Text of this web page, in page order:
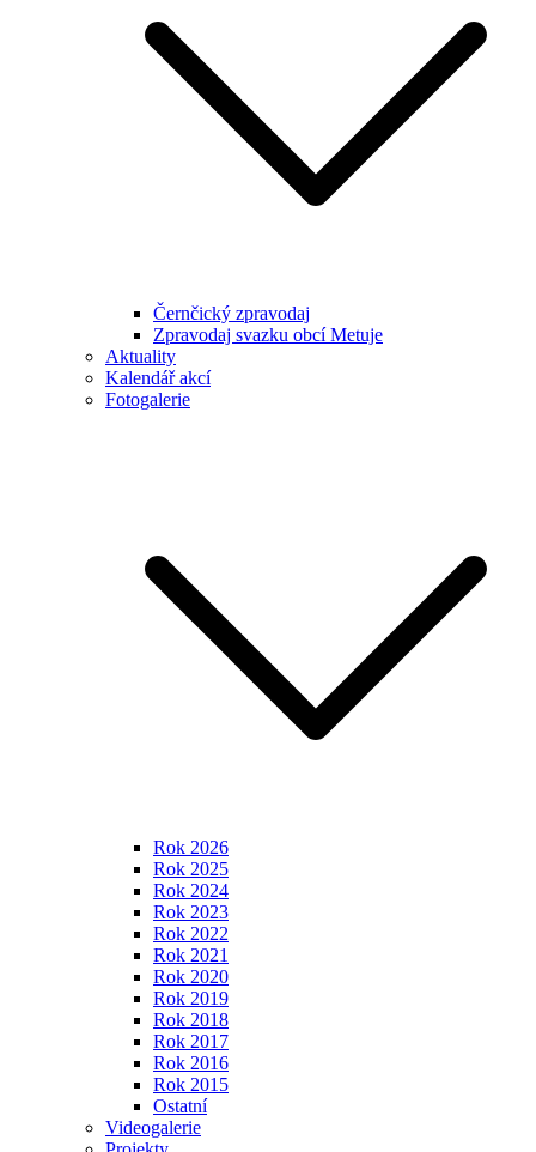
Černčický zpravodaj
Zpravodaj svazku obcí Metuje
Aktuality
Kalendář akcí
Fotogalerie
Rok 2026
Rok 2025
Rok 2024
Rok 2023
Rok 2022
Rok 2021
Rok 2020
Rok 2019
Rok 2018
Rok 2017
Rok 2016
Rok 2015
Ostatní
Videogalerie